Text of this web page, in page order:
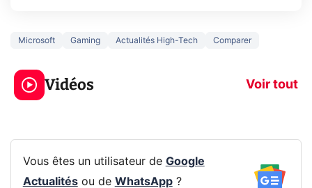
Microsoft Gaming Actualités High-Tech Comparer
Vidéos Voir tout
3 écrans en 1 pour
319€ ? Voici L'AOC
CQ32G4ZA !
5
prochaine
Vous êtes un utilisateur de Google
Actualitésou de WhatsApp?